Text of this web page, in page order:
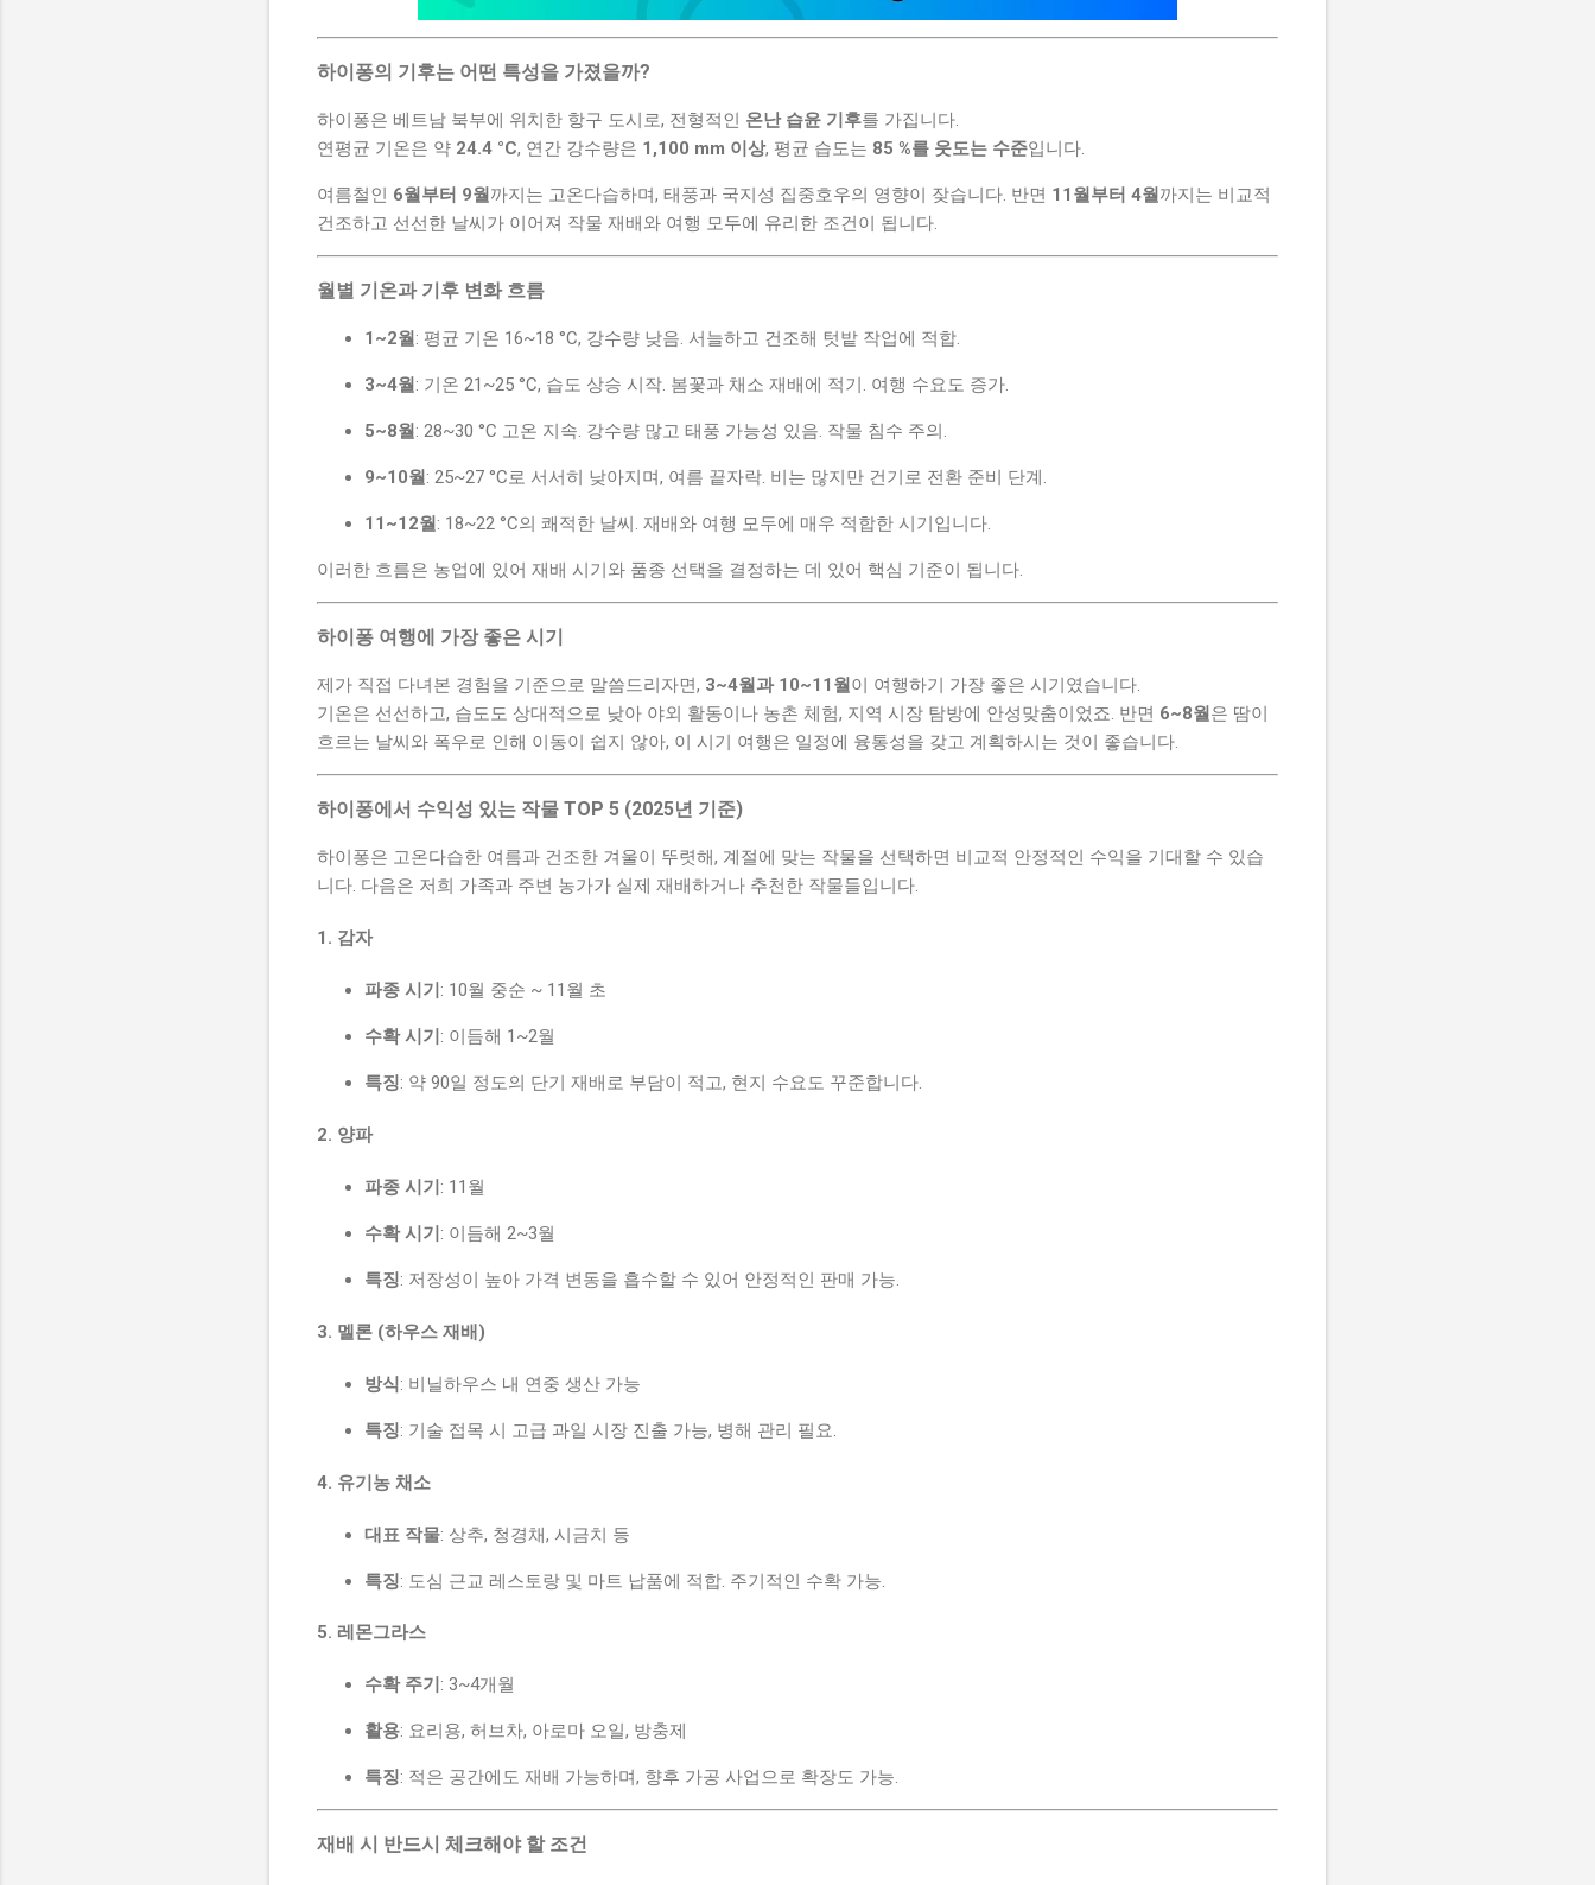
하이퐁의 기후는 어떤 특성을 가졌을까?
하이퐁은 베트남 북부에 위치한 항구 도시로, 전형적인 온난 습윤 기후를 가집니다.
연평균 기온은 약 24.4 °C, 연간 강수량은 1,100 mm 이상, 평균 습도는 85 %를 웃도는 수준입니다.
여름철인 6월부터 9월 까지는 고온다습하며, 태풍과 국지성 집중호우의 영향이 잦습니다. 반면 11월부터 4월 까지는 비교적
건조하고 선선한 날씨가 이어져 작물 재배와 여행 모두에 유리한 조건이 됩니다.
월별 기온과 기후 변화 흐름
1~2월 : 평균 기온 16~18 °C, 강수량 낮음. 서늘하고 건조해 텃밭 작업에 적합.
3~4월 : 기온 21~25 °C, 습도 상승 시작. 봄꽃과 채소 재배에 적기. 여행 수요도 증가.
5~8월 : 28~30 °C 고온 지속. 강수량 많고 태풍 가능성 있음. 작물 침수 주의.
9~10월 : 25~27 °C로 서서히 낮아지며, 여름 끝자락. 비는 많지만 건기로 전환 준비 단계.
11~12월 : 18~22 °C의 쾌적한 날씨. 재배와 여행 모두에 매우 적합한 시기입니다.
이러한 흐름은 농업에 있어 재배 시기와 품종 선택을 결정하는 데 있어 핵심 기준이 됩니다.
하이퐁 여행에 가장 좋은 시기
제가 직접 다녀본 경험을 기준으로 말씀드리자면, 3~4월과 10~11월 이 여행하기 가장 좋은 시기였습니다.
기온은 선선하고, 습도도 상대적으로 낮아 야외 활동이나 농촌 체험, 지역 시장 탐방에 안성맞춤이었죠. 반면 6~8월 은 땀이
흐르는 날씨와 폭우로 인해 이동이 쉽지 않아, 이 시기 여행은 일정에 융통성을 갖고 계획하시는 것이 좋습니다.
하이퐁에서 수익성 있는 작물 TOP 5 (2025년 기준)
하이퐁은 고온다습한 여름과 건조한 겨울이 뚜렷해, 계절에 맞는 작물을 선택하면 비교적 안정적인 수익을 기대할 수 있습
니다. 다음은 저희 가족과 주변 농가가 실제 재배하거나 추천한 작물들입니다.
1. 감자
파종 시기 : 10월 중순 ~ 11월 초
수확 시기 : 이듬해 1~2월
특징: 약 90일 정도의 단기 재배로 부담이 적고, 현지 수요도 꾸준합니다.
2. 양파
파종 시기 : 11월
수확 시기 : 이듬해 2~3월
특징: 저장성이 높아 가격 변동을 흡수할 수 있어 안정적인 판매 가능.
3. 멜론 (하우스 재배)
방식: 비닐하우스 내 연중 생산 가능
특징: 기술 접목 시 고급 과일 시장 진출 가능, 병해 관리 필요.
4. 유기농 채소
대표 작물: 상추, 청경채, 시금치 등
특징: 도심 근교 레스토랑 및 마트 납품에 적합. 주기적인 수확 가능.
5. 레몬그라스
수확 주기 : 3~4개월
활용: 요리용, 허브차, 아로마 오일, 방충제
특징: 적은 공간에도 재배 가능하며, 향후 가공 사업으로 확장도 가능.
재배 시 반드시 체크해야 할 조건